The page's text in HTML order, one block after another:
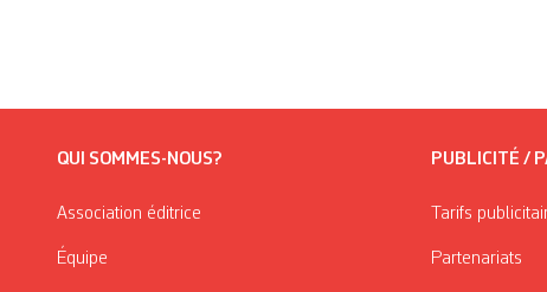
QUI SOMMES-NOUS?
Association éditrice
Équipe
PUBLICITÉ /
Tarifs
Partenariats